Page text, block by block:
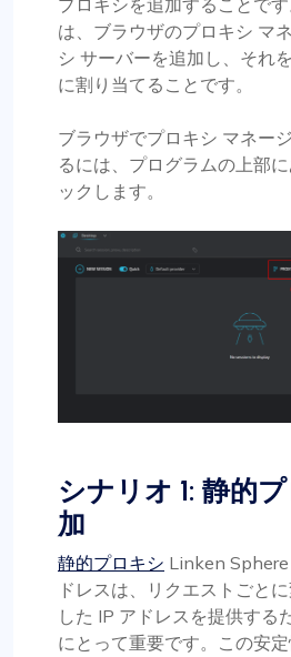
プロキシを追加することで
は、ブラウザのプロキシ マ
シ サーバーを追加し、それ
に割り当てることです。
ブラウザでプロキシ マネー
るには、プログラムの上部
ックします。
シナリオ 1: 静的
加
静的プロキシ Linken
ドレスは、リクエストごと
した IP アドレスを提供する
にとって重要です。この安